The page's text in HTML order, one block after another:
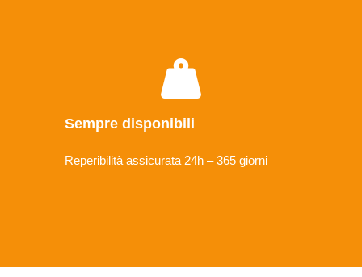
Sempre disponibili
Reperibilità assicurata 24h – 365 giorni